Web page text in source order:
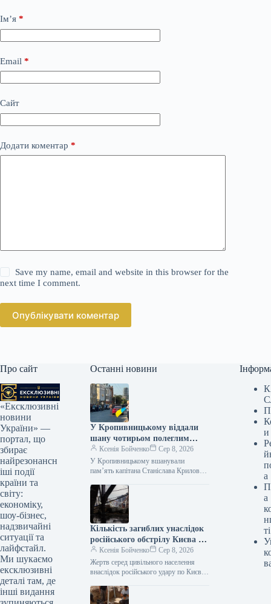
Ім’я *
Email *
Сайт
Додати коментар *
Save my name, email and website in this browser for the
next time I comment.
Опублікувати коментар
Про сайт
«Ексклюзивні
новини
України» —
портал, що
збирає
найрезонансн
іші події
країни та
світу:
економіку,
шоу-бізнес,
надзвичайні
ситуації та
лайфстайл.
Ми шукаємо
ексклюзивні
деталі там, де
інші видання
Останні новини
У Кропивницькому віддали
шану чотирьом полеглим
воїнам.
Ксенія Бойченко
Сер 8, 2026
У Кропивницькому вшанували
пам’ять капітана Станіслава Крилова,
солдатів Сергія Кочмаря та Віталія
Єсьмана, котрі віддали свої…
Кількість загиблих унаслідок
російського обстрілу Києва 5
серпня зросла: у медзакладі
помер чоловік.
Ксенія Бойченко
Сер 8, 2026
Жертв серед цивільного населення
внаслідок російського удару по Києву
чоловік, який зазнав поранень, помер
у…
и
а
а
ті